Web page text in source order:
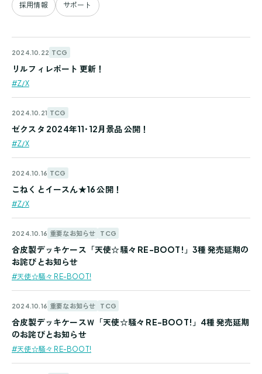
採用情報 サポート
2024.10.22 TCG
#Z/X
リルフィレポート 更新！
2024.10.21 TCG
#Z/X
ゼクスタ 2024年11･12月景品 公開！
2024.10.16 TCG
#Z/X
こねくとイースん★16 公開！
2024.10.16 重要なお知らせ TCG
#天使☆騒々 RE-BOOT!
合皮製デッキケース「天使☆騒々 RE-BOOT!」3種 発売延期の
お詫びとお知らせ
2024.10.16 重要なお知らせ TCG
#天使☆騒々 RE-BOOT!
合皮製デッキケースＷ「天使☆騒々 RE-BOOT!」4種 発売延期
のお詫びとお知らせ